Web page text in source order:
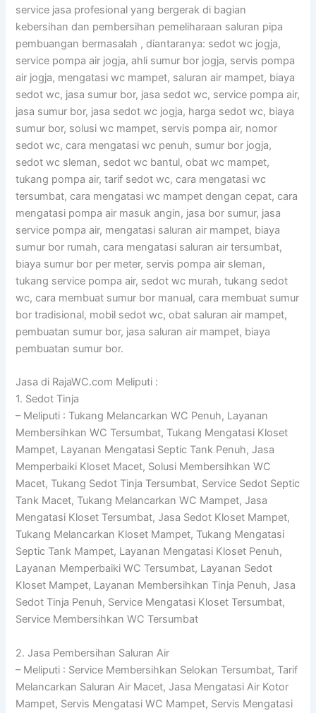
service jasa profesional yang bergerak di bagian
kebersihan dan pembersihan pemeliharaan saluran pipa
pembuangan bermasalah , diantaranya: sedot wc jogja,
service pompa air jogja, ahli sumur bor jogja, servis pompa
air jogja, mengatasi wc mampet, saluran air mampet, biaya
sedot wc, jasa sumur bor, jasa sedot wc, service pompa air,
jasa sumur bor, jasa sedot wc jogja, harga sedot wc, biaya
sumur bor, solusi wc mampet, servis pompa air, nomor
sedot wc, cara mengatasi wc penuh, sumur bor jogja,
sedot wc sleman, sedot wc bantul, obat wc mampet,
tukang pompa air, tarif sedot wc, cara mengatasi wc
tersumbat, cara mengatasi wc mampet dengan cepat, cara
mengatasi pompa air masuk angin, jasa bor sumur, jasa
service pompa air, mengatasi saluran air mampet, biaya
sumur bor rumah, cara mengatasi saluran air tersumbat,
biaya sumur bor per meter, servis pompa air sleman,
tukang service pompa air, sedot wc murah, tukang sedot
wc, cara membuat sumur bor manual, cara membuat sumur
bor tradisional, mobil sedot wc, obat saluran air mampet,
pembuatan sumur bor, jasa saluran air mampet, biaya
pembuatan sumur bor.
Jasa di RajaWC.com Meliputi :
1. Sedot Tinja
– Meliputi : Tukang Melancarkan WC Penuh, Layanan
Membersihkan WC Tersumbat, Tukang Mengatasi Kloset
Mampet, Layanan Mengatasi Septic Tank Penuh, Jasa
Memperbaiki Kloset Macet, Solusi Membersihkan WC
Macet, Tukang Sedot Tinja Tersumbat, Service Sedot Septic
Tank Macet, Tukang Melancarkan WC Mampet, Jasa
Mengatasi Kloset Tersumbat, Jasa Sedot Kloset Mampet,
Tukang Melancarkan Kloset Mampet, Tukang Mengatasi
Septic Tank Mampet, Layanan Mengatasi Kloset Penuh,
Layanan Memperbaiki WC Tersumbat, Layanan Sedot
Kloset Mampet, Layanan Membersihkan Tinja Penuh, Jasa
Sedot Tinja Penuh, Service Mengatasi Kloset Tersumbat,
Service Membersihkan WC Tersumbat
2. Jasa Pembersihan Saluran Air
– Meliputi : Service Membersihkan Selokan Tersumbat, Tarif
Melancarkan Saluran Air Macet, Jasa Mengatasi Air Kotor
Mampet, Servis Mengatasi WC Mampet, Servis Mengatasi